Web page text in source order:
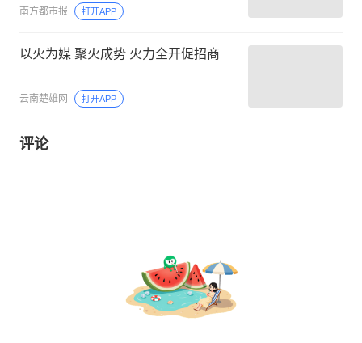
南方都市报 打开APP
以火为媒 聚火成势 火力全开促招商
云南楚雄网 打开APP
评论